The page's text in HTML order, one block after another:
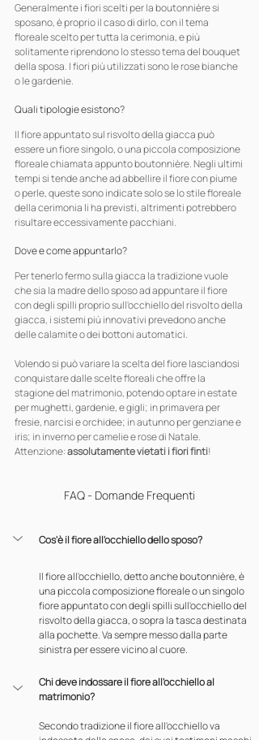
Generalmente i fiori scelti per la boutonnière si
sposano, è proprio il caso di dirlo, con il tema
floreale scelto per tutta la cerimonia, e più
solitamente riprendono lo stesso tema del bouquet
della sposa. I fiori più utilizzati sono le rose bianche
o le gardenie.
Quali tipologie esistono?
Il fiore appuntato sul risvolto della giacca può
essere un fiore singolo, o una piccola composizione
floreale chiamata appunto boutonnière. Negli ultimi
tempi si tende anche ad abbellire il fiore con piume
o perle, queste sono indicate solo se lo stile floreale
della cerimonia li ha previsti, altrimenti potrebbero
risultare eccessivamente pacchiani.
Dove e come appuntarlo?
Per tenerlo fermo sulla giacca la tradizione vuole
che sia la madre dello sposo ad appuntare il fiore
con degli spilli proprio sull'occhiello del risvolto della
giacca, i sistemi più innovativi prevedono anche
delle calamite o dei bottoni automatici.
Volendo si può variare la scelta del fiore lasciandosi
conquistare dalle scelte floreali che offre la
stagione del matrimonio, potendo optare in estate
per mughetti, gardenie, e gigli; in primavera per
fresie, narcisi e orchidee; in autunno per genziane e
iris; in inverno per camelie e rose di Natale.
Attenzione: assolutamente vietati i fiori finti!
FAQ - Domande Frequenti
Cos'è il fiore all'occhiello dello sposo?
Il fiore all'occhiello, detto anche boutonnière, è
una piccola composizione floreale o un singolo
fiore appuntato con degli spilli sull'occhiello del
risvolto della giacca, o sopra la tasca destinata
alla pochette. Va sempre messo dalla parte
sinistra per essere vicino al cuore.
Chi deve indossare il fiore all'occhiello al
matrimonio?
Secondo tradizione il fiore all'occhiello va